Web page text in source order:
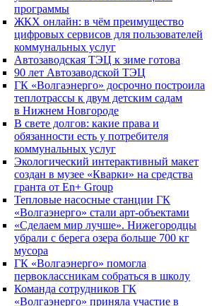
программы
ЖКХ онлайн: в чём преимущество
цифровых сервисов для пользователей
коммунальных услуг
Автозаводская ТЭЦ к зиме готова
90 лет Автозаводской ТЭЦ
ГК «Волгаэнерго» досрочно построила
теплотрассы к двум детским садам
в Нижнем Новгороде
В свете долгов: какие права и
обязанности есть у потребителя
коммунальных услуг
Экологический интерактивный макет
создан в музее «Кварки» на средства
гранта от En+ Group
Тепловые насосные станции ГК
«Волгаэнерго» стали арт-объектами
«Сделаем мир лучше». Нижегородцы
убрали с берега озера больше 700 кг
мусора
ГК «Волгаэнерго» помогла
первоклассникам собраться в школу
Команда сотрудников ГК
«Волгаэнерго» приняла участие в